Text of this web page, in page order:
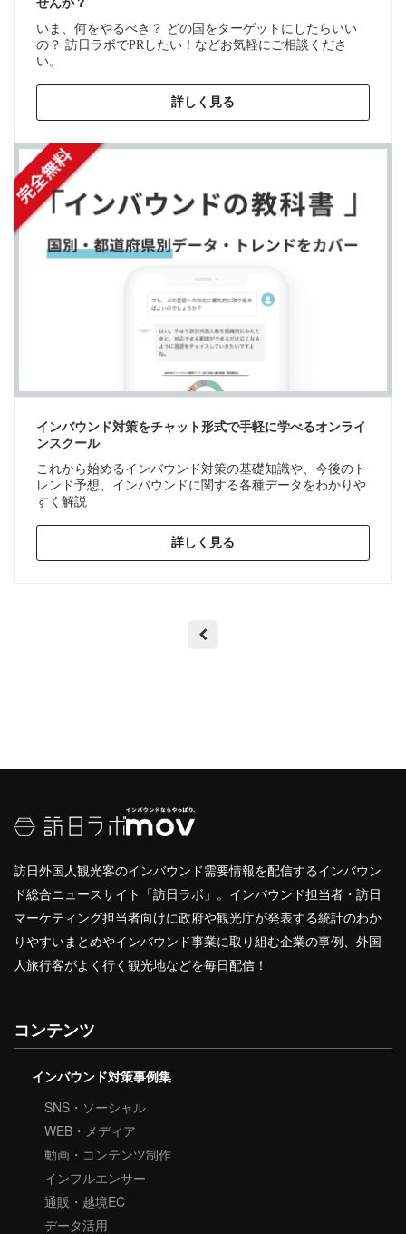
せんか？
いま、何をやるべき？ どの国をターゲットにしたらいい
の？ 訪日ラボでPRしたい！などお気軽にご相談くださ
い。
詳しく見る
インバウンド対策をチャット形式で手軽に学べるオンライ
ンスクール
これから始めるインバウンド対策の基礎知識や、今後のト
レンド予想、インバウンドに関する各種データをわかりや
すく解説
詳しく見る
訪日外国人観光客のインバウンド需要情報を配信するインバウン
ド総合ニュースサイト「訪日ラボ」。インバウンド担当者・訪日
マーケティング担当者向けに政府や観光庁が発表する統計のわか
りやすいまとめやインバウンド事業に取り組む企業の事例、外国
人旅行客がよく行く観光地などを毎日配信！
コンテンツ
インバウンド対策事例集
SNS・ソーシャル
WEB・メディア
動画・コンテンツ制作
インフルエンサー
通販・越境EC
データ活用